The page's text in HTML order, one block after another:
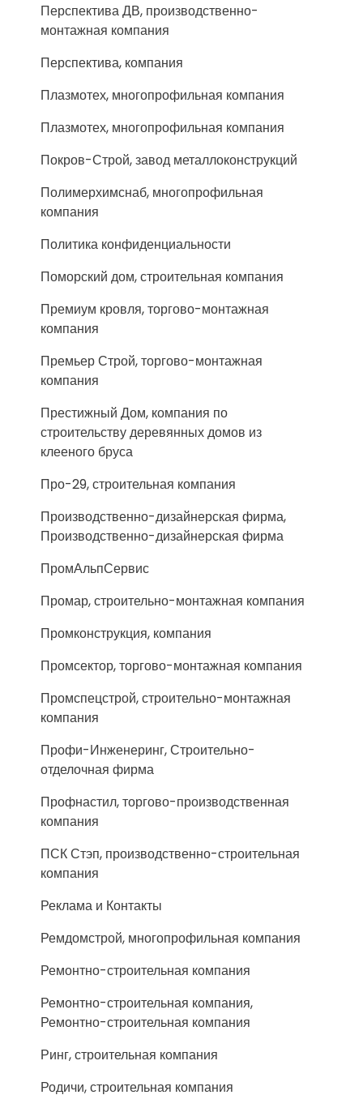
Перспектива ДВ, производственно-
монтажная компания
Перспектива, компания
Плазмотех, многопрофильная компания
Плазмотех, многопрофильная компания
Покров-Строй, завод металлоконструкций
Полимерхимснаб, многопрофильная
компания
Политика конфиденциальности
Поморский дом, строительная компания
Премиум кровля, торгово-монтажная
компания
Премьер Строй, торгово-монтажная
компания
Престижный Дом, компания по
строительству деревянных домов из
клееного бруса
Про-29, строительная компания
Производственно-дизайнерская фирма,
Производственно-дизайнерская фирма
ПромАльпСервис
Промар, строительно-монтажная компания
Промконструкция, компания
Промсектор, торгово-монтажная компания
Промспецстрой, строительно-монтажная
компания
Профи-Инженеринг, Строительно-
отделочная фирма
Профнастил, торгово-производственная
компания
ПСК Стэп, производственно-строительная
компания
Реклама и Контакты
Ремдомстрой, многопрофильная компания
Ремонтно-строительная компания
Ремонтно-строительная компания,
Ремонтно-строительная компания
Ринг, строительная компания
Родичи, строительная компания